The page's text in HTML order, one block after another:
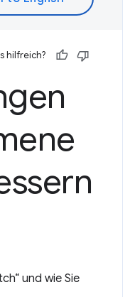
hilfreich?
und wie Sie